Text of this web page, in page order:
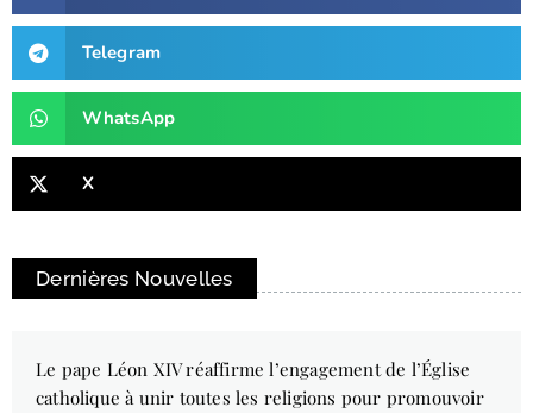
Telegram
WhatsApp
X
Dernières Nouvelles
Le pape Léon XIV réaffirme l’engagement de l’Église
catholique à unir toutes les religions pour promouvoir